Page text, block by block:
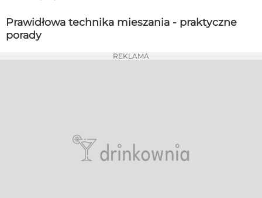
Prawidłowa technika mieszania - praktyczne
porady
REKLAMA